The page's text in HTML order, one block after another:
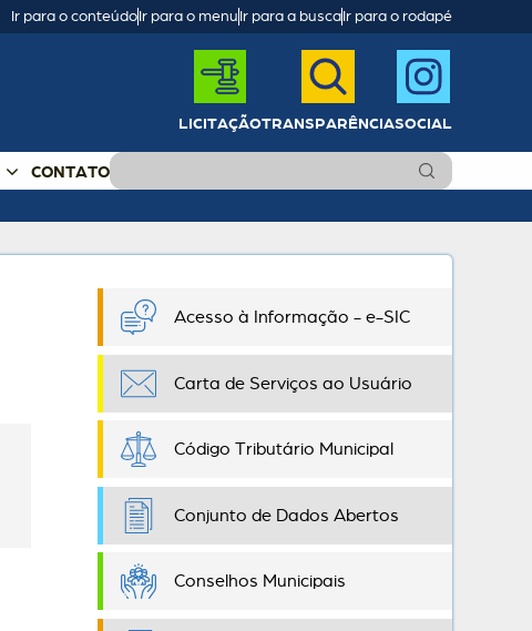
Ir para o conteúdoIr para o menu Ir para a buscaIr para o rodapé
LICITAÇÃOTRANSPARÊNCIASOCIAL
CONTATO
Acesso à Informação - e-SIC
Carta de Serviços ao Usuário
Código Tributário Municipal
Conjunto de Dados Abertos
Conselhos Municipais